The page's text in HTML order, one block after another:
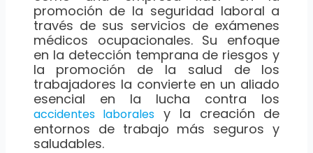
promoción de la seguridad laboral a
través de sus servicios de exámenes
médicos ocupacionales. Su enfoque
en la detección temprana de riesgos y
la promoción de la salud de los
trabajadores la convierte en un aliado
esencial en la lucha contra los
accidentes laborales y la creación de
entornos de trabajo más seguros y
saludables.